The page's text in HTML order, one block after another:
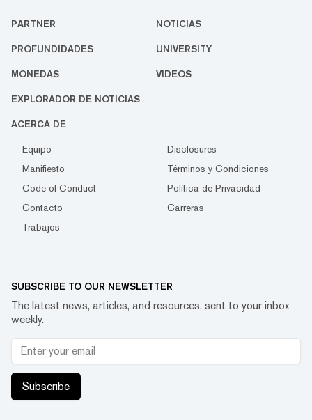
PARTNER NOTICIAS
PROFUNDIDADES UNIVERSITY
MONEDAS VIDEOS
EXPLORADOR DE NOTICIAS
ACERCA DE
Equipo
Disclosures
Manifiesto
Términos y Condiciones
Code of Conduct
Política de Privacidad
Contacto
Carreras
Trabajos
SUBSCRIBE TO OUR NEWSLETTER
The latest news, articles, and resources, sent to your inbox
weekly.
Subscribe